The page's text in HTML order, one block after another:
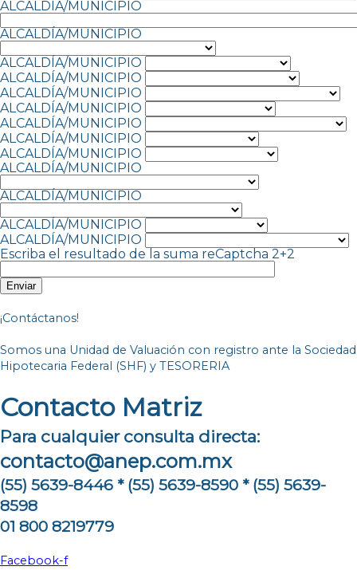
ALCALDÍA/MUNICIPIO
ALCALDÍA/MUNICIPIO
ALCALDÍA/MUNICIPIO
ALCALDÍA/MUNICIPIO
ALCALDÍA/MUNICIPIO
ALCALDÍA/MUNICIPIO
ALCALDÍA/MUNICIPIO
ALCALDÍA/MUNICIPIO
ALCALDÍA/MUNICIPIO
ALCALDÍA/MUNICIPIO
ALCALDÍA/MUNICIPIO
ALCALDÍA/MUNICIPIO
ALCALDÍA/MUNICIPIO
Escriba el resultado de la suma reCaptcha 2+2
¡Contáctanos!
Somos una Unidad de Valuación con registro ante la Sociedad
Hipotecaria Federal (SHF) y TESORERIA
Contacto Matriz
Para cualquier consulta directa:
contacto@anep.com.mx
(55) 5639-8446 * (55) 5639-8590 * (55) 5639-
8598
01 800 8219779
Facebook-f